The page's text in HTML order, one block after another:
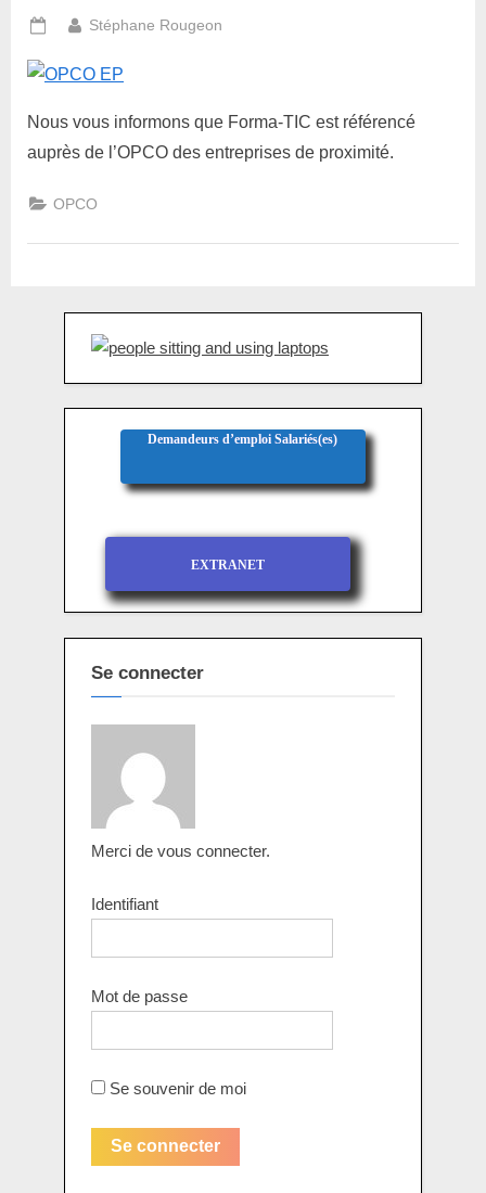
Posted
By
Stéphane Rougeon
Nous vous informons que Forma-TIC est référencé
auprès de l’OPCO des entreprises de proximité.
OPCO
Demandeurs d’emploi Salariés(es)
EXTRANET
Se connecter
Merci de vous connecter.
Identifiant
Mot de passe
Se souvenir de moi